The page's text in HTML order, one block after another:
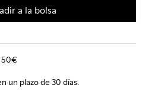
a la bolsa
50€
un plazo de 30 días.